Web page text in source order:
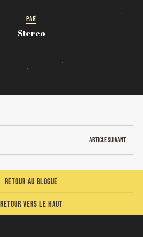
PAR
Stereo
Article suivant
Retour vers le haut
Retour au blogue